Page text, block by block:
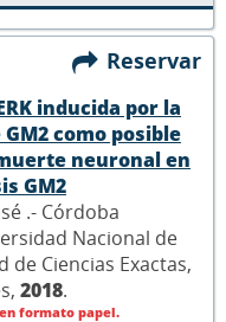
Reservar
inducida por la
como posible
neuronal en
GM2
.- Córdoba
Nacional de
de Ciencias Exactas,
2018.
formato papel.